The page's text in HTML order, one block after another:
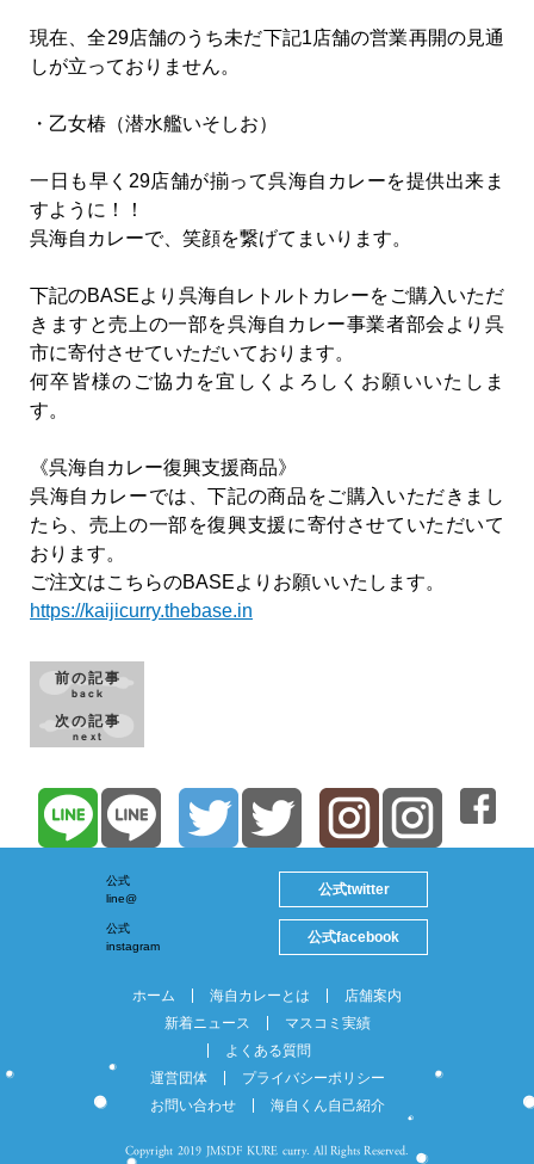
現在、全29店舗のうち未だ下記1店舗の営業再開の見通
しが立っておりません。
・乙女椿（潜水艦いそしお）
一日も早く29店舗が揃って呉海自カレーを提供出来ま
すように！！
呉海自カレーで、笑顔を繋げてまいります。
下記のBASEより呉海自レトルトカレーをご購入いただ
きますと売上の一部を呉海自カレー事業者部会より呉
市に寄付させていただいております。
何卒皆様のご協力を宜しくよろしくお願いいたしま
す。
《呉海自カレー復興支援商品》
呉海自カレーでは、下記の商品をご購入いただきまし
たら、売上の一部を復興支援に寄付させていただいて
おります。
ご注文はこちらのBASEよりお願いいたします。
https://kaijicurry.thebase.in
前の記事
back
次の記事
next
公式
line@
公式twitter
公式
instagram
公式facebook
ホーム 海自カレーとは
店舗案内
新着ニュース
マスコミ実績
よくある質問
運営団体
プライバシーポリシー
お問い合わせ
海自くん自己紹介
Copyright 2019 JMSDF KURE curry. All Rights Reserved.